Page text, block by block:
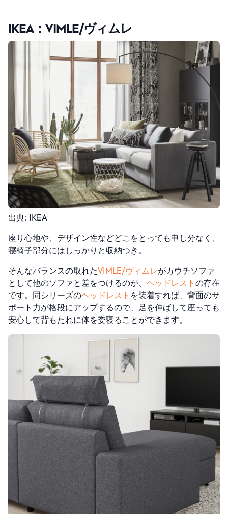
IKEA：VIMLE/ヴィムレ
出典: IKEA
座り心地や、デザイン性などどこをとっても申し分なく、
寝椅子部分にはしっかりと収納つき。
そんなバランスの取れたVIMLE/ヴィムレがカウチソファ
として他のソファと差をつけるのが、 ヘッドレスト の存在
です。同シリーズのヘッドレスト を装着すれば、背面のサ
ポート力が格段にアップするので、足を伸ばして座っても
安心して背もたれに体を委寝ることができます。